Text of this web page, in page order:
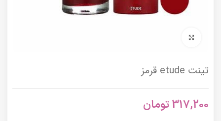
تینت etude قرمز
317,200تومان